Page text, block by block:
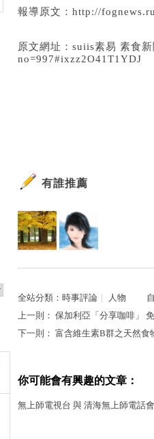
報導原文：http://
原文網址：suiis素易 素食
no=997#ixzz2O41T1YDJ
有誰推薦
全站分類： 時事評論 人物
上一則： 保加利亞「分享咖啡」
下一則：
你可能會有興趣的文章：
無上師電視台 與 清海無上師電話